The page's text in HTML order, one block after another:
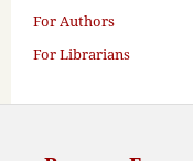
For Authors
For Librarians